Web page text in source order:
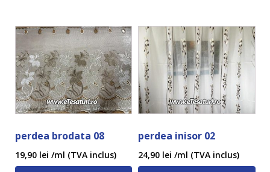
perdea brodata 08
19,90 lei /ml (TVA inclus)
perdea inisor 02
24,90 lei /ml (TVA inclus)